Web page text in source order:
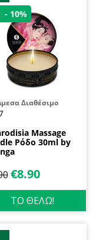
- 10%
Διαθέσιμο
Massage
Ρόδο 30ml by
€8.90
ΤΟ ΘΕΛΩ!